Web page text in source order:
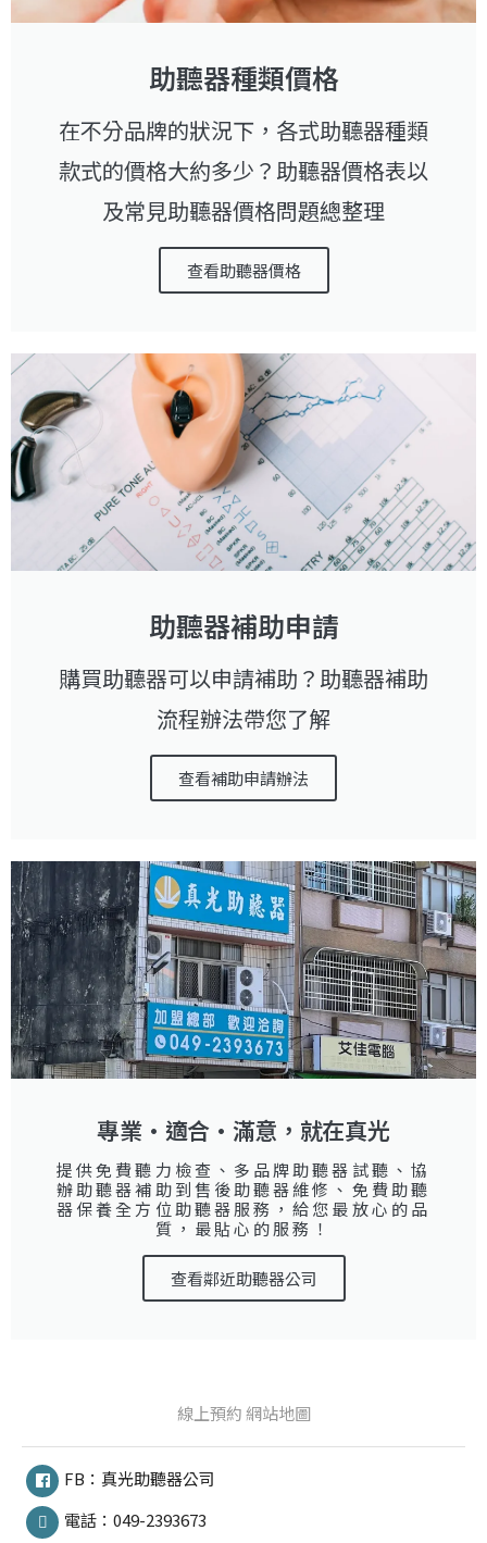
助聽器種類價格
在不分品牌的狀況下，各式助聽器種類
款式的價格大約多少？助聽器價格表以
及常見助聽器價格問題總整理
查看助聽器價格
助聽器補助申請
購買助聽器可以申請補助？助聽器補助
流程辦法帶您了解
查看補助申請辦法
專業·適合·滿意，就在真光
提供免費聽力檢查、多品牌助聽器試聽、協
辦助聽器補助到售後助聽器維修、免費助聽
器保養全方位助聽器服務，給您最放心的品
質，最貼心的服務！
查看鄰近助聽器公司
線上預約網站地圖
FB：真光助聽器公司
電話：049-2393673